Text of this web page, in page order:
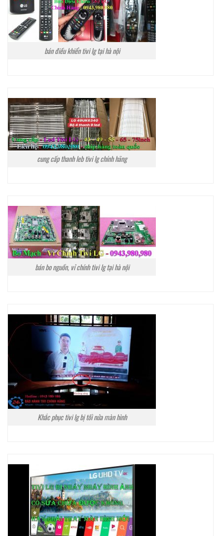
bán điều khiển tivi lg tại hà nội
cung cấp thanh leb tivi lg chính hãng
bán bo nguồn, vỉ chính tivi lg tại hà nội
Khắc phục tivi lg bị tối nửa màn hình